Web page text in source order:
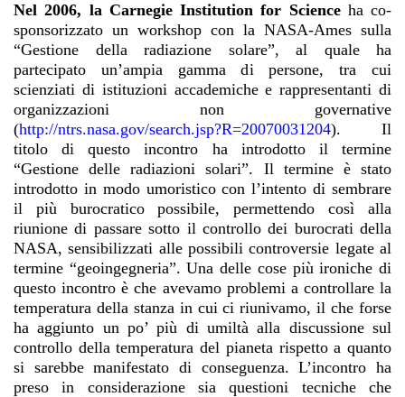
Nel 2006, la Carnegie Institution for Scienceha co-
sponsorizzato un workshop con la NASA-Ames sulla
“Gestione della radiazione solare”, al quale ha
partecipato un’ampia gamma di persone, tra cui
scienziati di istituzioni accademiche e rappresentanti di
organizzazioni non governative
(http://ntrs.nasa.gov/search.jsp?R=20070031204). Il
titolo di questo incontro ha introdotto il termine
“Gestione delle radiazioni solari”. Il termine è stato
introdotto in modo umoristico con l’intento di sembrare
il più burocratico possibile, permettendo così alla
riunione di passare sotto il controllo dei burocrati della
NASA, sensibilizzati alle possibili controversie legate al
termine “geoingegneria”. Una delle cose più ironiche di
questo incontro è che avevamo problemi a controllare la
temperatura della stanza in cui ci riunivamo, il che forse
ha aggiunto un po’ più di umiltà alla discussione sul
controllo della temperatura del pianeta rispetto a quanto
si sarebbe manifestato di conseguenza. L’incontro ha
preso in considerazione sia questioni tecniche che